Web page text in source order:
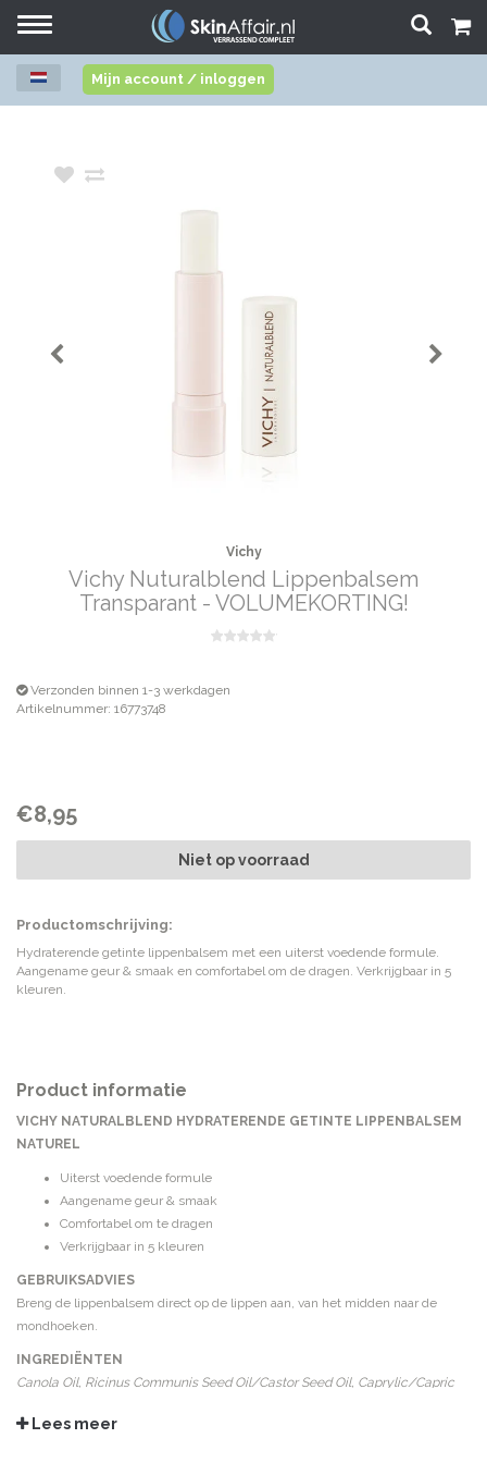
Toggle
Mijn account / inloggen
Vichy
Vichy Nuturalblend Lippenbalsem
Transparant - VOLUMEKORTING!
Verzonden binnen 1-3 werkdagen
Artikelnummer: 16773748
€8,95
Niet op voorraad
Productomschrijving:
Hydraterende getinte lippenbalsem met een uiterst voedende formule.
Aangename geur & smaak en comfortabel om de dragen. Verkrijgbaar in 5
kleuren.
Product informatie
VICHY NATURALBLEND HYDRATERENDE GETINTE LIPPENBALSEM
NATUREL
Uiterst voedende formule
Aangename geur & smaak
Comfortabel om te dragen
Verkrijgbaar in 5 kleuren
GEBRUIKSADVIES
Breng de lippenbalsem direct op de lippen aan, van het midden naar de
mondhoeken.
INGREDIËNTEN
Canola Oil, Ricinus Communis Seed Oil/Castor Seed Oil, Caprylic/Capric
Cera/Sunflower Seed Wax, Bis-Behenyl/Isostearyl/Phytosteryl Dimer
Lees meer